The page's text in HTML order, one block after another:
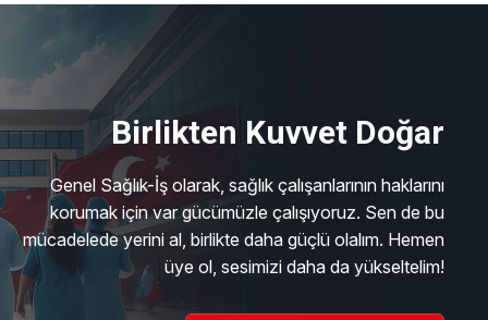
Birlikten Kuvvet Doğar
Genel Sağlık-İş olarak, sağlık çalışanlarının haklarını
korumak için var gücümüzle çalışıyoruz. Sen de bu
mücadelede yerini al, birlikte daha güçlü olalım. Hemen
üye ol, sesimizi daha da yükseltelim!